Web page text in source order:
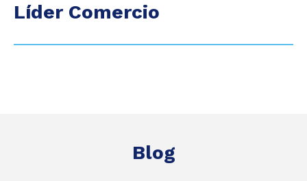
Líder Comercio
Blog